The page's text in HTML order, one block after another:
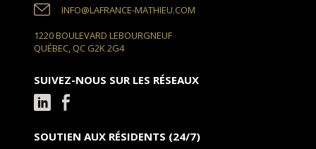
INFO@LAFRANCE-MATHIEU.COM
1220 BOULEVARD LEBOURGNEUF
QUÉBEC, QC G2K 2G4
SUIVEZ-NOUS SUR LES RÉSEAUX
SOUTIEN AUX RÉSIDENTS (24/7)